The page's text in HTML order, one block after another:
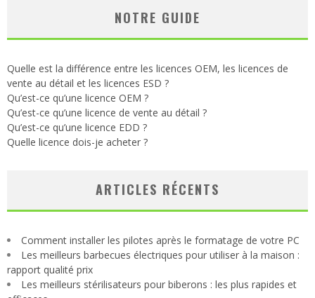
NOTRE GUIDE
Quelle est la différence entre les licences OEM, les licences de
vente au détail et les licences ESD ?
Qu’est-ce qu’une licence OEM ?
Qu’est-ce qu’une licence de vente au détail ?
Qu’est-ce qu’une licence EDD ?
Quelle licence dois-je acheter ?
ARTICLES RÉCENTS
Comment installer les pilotes après le formatage de votre PC
Les meilleurs barbecues électriques pour utiliser à la maison :
rapport qualité prix
Les meilleurs stérilisateurs pour biberons : les plus rapides et